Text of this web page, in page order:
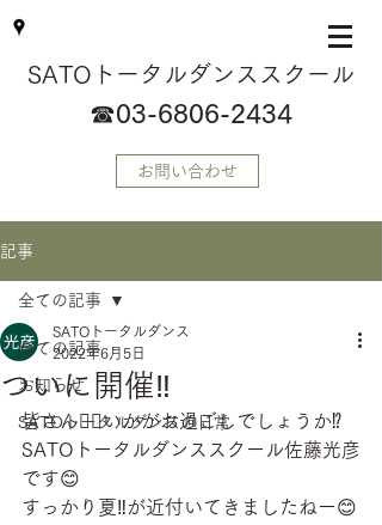
お問い合わせ
SATOトータルダンススクール
☎03-6806-2434
記事
全ての記事
お知らせ
SATOトータルダンスの日常
全ての記事
ついに開催‼️
SATOトータルダンス
2022年6月5日
皆さん🙋‍♂️いかがお過ごしでしょうか⁉️
SATOトータルダンススクール佐藤光彦
です😊
すっかり夏‼️が近付いてきましたねー😊